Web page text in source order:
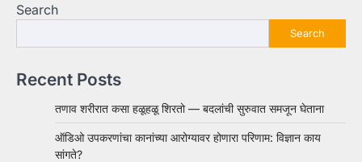
Search
Search
Recent Posts
तणाव शरीरात कसा हळूहळू शिरतो — बदलांची सुरुवात समजून घेताना
ऑडिओ उपकरणांचा कानांच्या आरोग्यावर होणारा परिणाम: विज्ञान काय
सांगते?